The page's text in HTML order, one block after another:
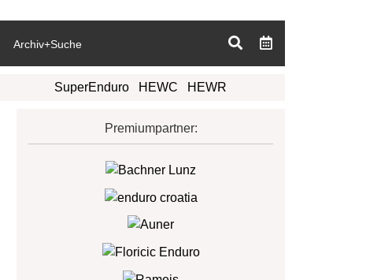
Archiv+Suche
SuperEnduro HEWC HEWR
Premiumpartner: